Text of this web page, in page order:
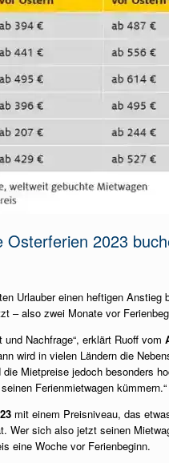
2023
Urlauber einen heftigen Anstieg
– also zwei Monate vor
Nachfrage“, erklärt Ruoff vom
wird in vielen Ländern die
Mietpreise jedoch besonders
Ferienmietwagen kümmern.“
mit einem Preisniveau, das
Wer sich also jetzt seinen
eine Woche vor Ferienbeginn.